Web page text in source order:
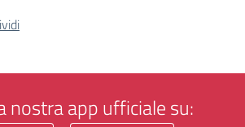
nostra app ufficiale su: